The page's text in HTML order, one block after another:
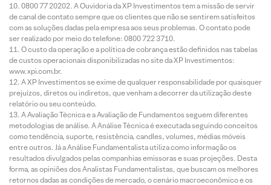
0800 77 20202. A Ouvidoria da XP Investimentos tem a missão de servir
de canal de contato sempre que os clientes que não se sentirem satisfeitos
com as soluções dadas pela empresa aos seus problemas. O contato pode
ser realizado por meio do telefone: 0800 722 3710.
O custo da operação e a política de cobrança estão definidos nas tabelas
de custos operacionais disponibilizadas no site da XP Investimentos:
www.xpi.com.br.
A XP Investimentos se exime de qualquer responsabilidade por quaisquer
prejuízos, diretos ou indiretos, que venham a decorrer da utilização deste
relatório ou seu conteúdo.
A Avaliação Técnica e a Avaliação de Fundamentos seguem diferentes
metodologias de análise. A Análise Técnica é executada seguindo conceitos
como tendência, suporte, resistência, candles, volumes, médias móveis
entre outros. Já a Análise Fundamentalista utiliza como informação os
resultados divulgados pelas companhias emissoras e suas projeções. Desta
forma, as opiniões dos Analistas Fundamentalistas, que buscam os melhores
retornos dadas as condições de mercado, o cenário macroeconômico e os